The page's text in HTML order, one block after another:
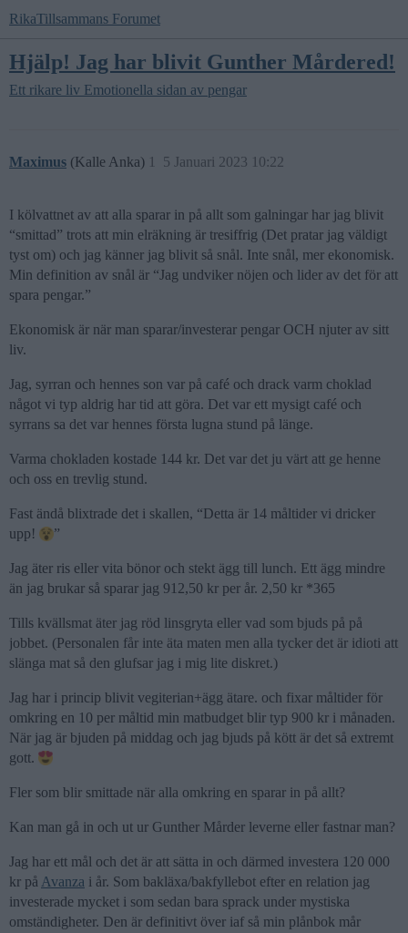
RikaTillsammans Forumet
Hjälp! Jag har blivit Gunther Mårdered!
Ett rikare liv Emotionella sidan av pengar
Maximus (Kalle Anka) 5 Januari 2023 10:22
1
I kölvattnet av att alla sparar in på allt som galningar har jag blivit
“smittad” trots att min elräkning är tresiffrig (Det pratar jag väldigt
tyst om) och jag känner jag blivit så snål. Inte snål, mer ekonomisk.
Min definition av snål är “Jag undviker nöjen och lider av det för att
spara pengar.”
Ekonomisk är när man sparar/investerar pengar OCH njuter av sitt
liv.
Jag, syrran och hennes son var på café och drack varm choklad
något vi typ aldrig har tid att göra. Det var ett mysigt café och
syrrans sa det var hennes första lugna stund på länge.
Varma chokladen kostade 144 kr. Det var det ju värt att ge henne
och oss en trevlig stund.
Fast ändå blixtrade det i skallen, “Detta är 14 måltider vi dricker
upp!
”
Jag äter ris eller vita bönor och stekt ägg till lunch. Ett ägg mindre
än jag brukar så sparar jag 912,50 kr per år. 2,50 kr *365
Tills kvällsmat äter jag röd linsgryta eller vad som bjuds på på
jobbet. (Personalen får inte äta maten men alla tycker det är idioti att
slänga mat så den glufsar jag i mig lite diskret.)
Jag har i princip blivit vegiterian+ägg ätare. och fixar måltider för
omkring en 10 per måltid min matbudget blir typ 900 kr i månaden.
När jag är bjuden på middag och jag bjuds på kött är det så extremt
gott.
Fler som blir smittade när alla omkring en sparar in på allt?
Kan man gå in och ut ur Gunther Mårder leverne eller fastnar man?
Jag har ett mål och det är att sätta in och därmed investera 120 000
kr på Avanza i år. Som bakläxa/bakfyllebot efter en relation jag
investerade mycket i som sedan bara sprack under mystiska
omständigheter. Den är definitivt över iaf så min plånbok mår